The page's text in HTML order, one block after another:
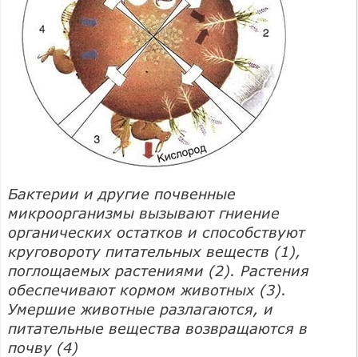
Бактерии и другие почвенные
микроорганизмы вызывают гниение
органических остатков и способствуют
круговороту питательных веществ (1),
поглощаемых растениями (2). Растения
обеспечивают кормом животных (3).
Умершие животные разлагаются, и
питательные вещества возвращаются в
почву (4)